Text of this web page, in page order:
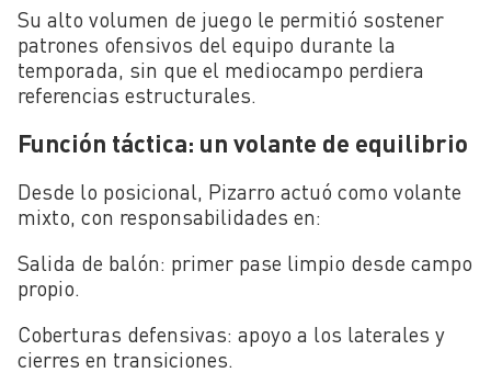
Su alto volumen de juego le permitió sostener
patrones ofensivos del equipo durante la
temporada, sin que el mediocampo perdiera
referencias estructurales.
Función táctica: un volante de equilibrio
Desde lo posicional, Pizarro actuó como volante
mixto, con responsabilidades en:
Salida de balón: primer pase limpio desde campo
propio.
Coberturas defensivas: apoyo a los laterales y
cierres en transiciones.